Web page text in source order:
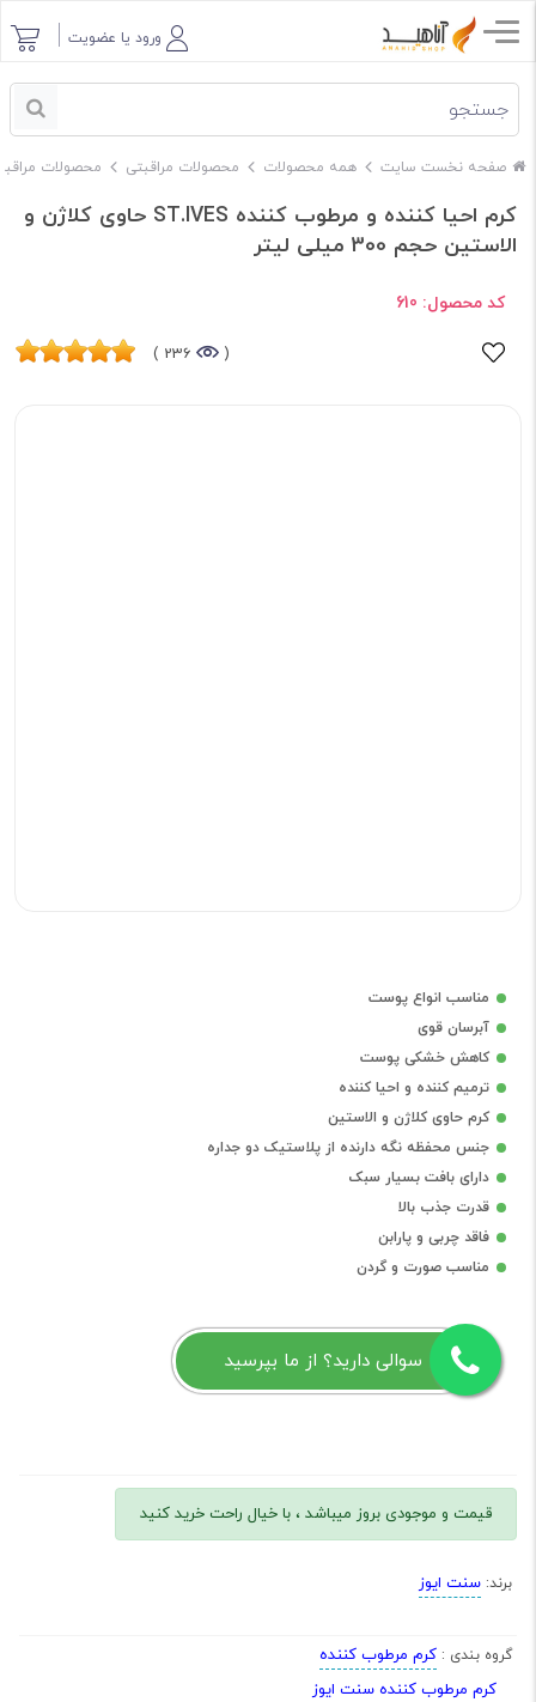
ورود یا عضویت
صفحه نخست سایت همه محصولات محصولات مراقبتی محصولات
کرم احیا کننده و مرطوب کننده ST.IVES حاوی کلاژن و
الاستین حجم 300 میلی لیتر
کد محصول: 610
(
236 )
مناسب انواع پوست
آبرسان قوی
کاهش خشکی پوست
ترمیم کننده و احیا کننده
کرم حاوی کلاژن و الاستین
جنس محفظه نگه دارنده از پلاستیک دو جداره
دارای بافت بسیار سبک
قدرت جذب بالا
فاقد چربی و پارابن
مناسب صورت و گردن
سوالی دارید؟ از ما بپرسید
قیمت و موجودی بروز میباشد ، با خیال راحت خرید کنید
برند: سنت ایوز
گروه بندی : کرم مرطوب کننده
کرم مرطوب کننده سنت ایوز